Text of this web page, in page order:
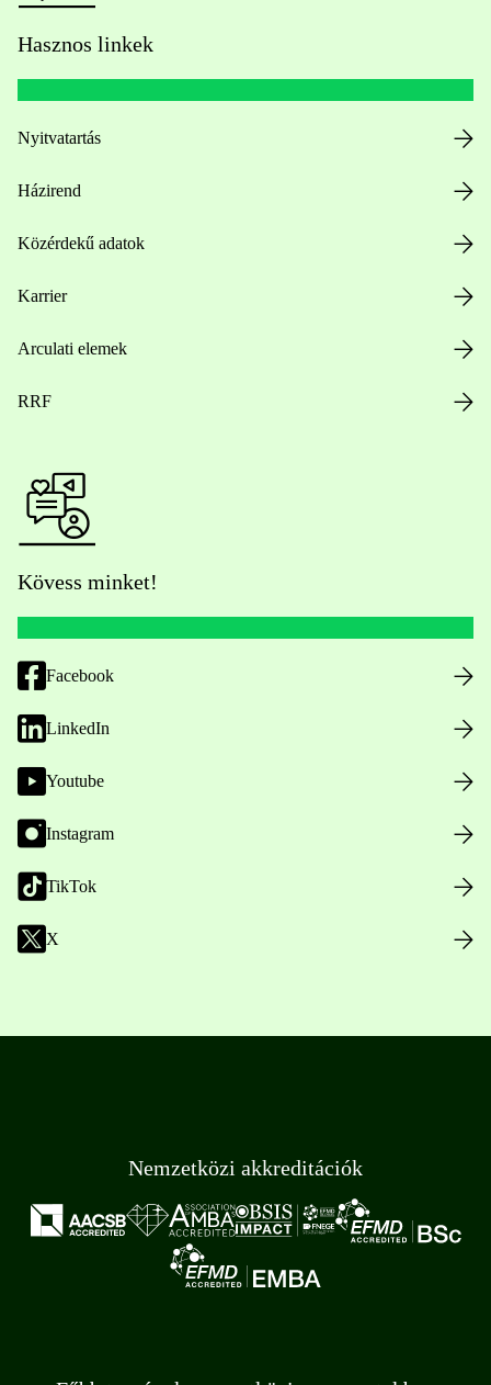
Hasznos linkek
Nyitvatartás
Házirend
Közérdekű adatok
Karrier
Arculati elemek
RRF
Kövess minket!
Facebook
LinkedIn
Youtube
Instagram
TikTok
X
Nemzetközi akkreditációk